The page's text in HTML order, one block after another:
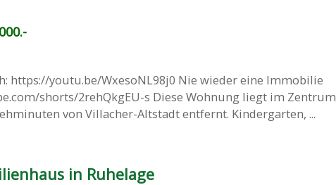
https://youtu.be/WxesoNL98j0 Nie wieder eine Immobilie
shorts/2rehQkgEU-s Diese Wohnung liegt im Zentrum
von Villacher-Altstadt entfernt. Kindergarten, ...
in Ruhelage